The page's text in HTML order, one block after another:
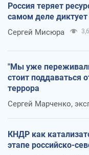
Россия теряет
самом деле
Сергей Мисюра
"Мы уже
стоит поддаваться
террора
Сергей Марченко,
КНДР как
этапе российско-